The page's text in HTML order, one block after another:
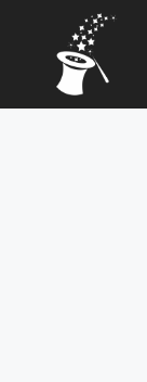
contenuto